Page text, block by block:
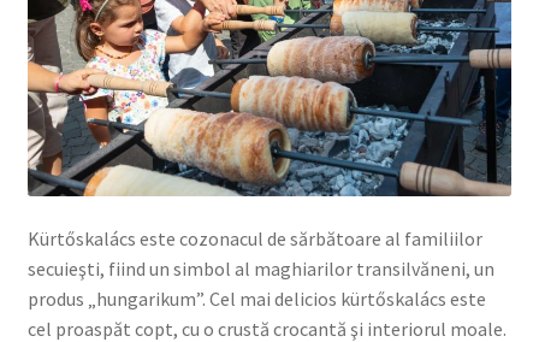
Kürtőskalács este cozonacul de sărbătoare al familiilor
secuieşti, fiind un simbol al maghiarilor transilvăneni, un
produs „hungarikum”. Cel mai delicios kürtőskalács este
cel proaspăt copt, cu o crustă crocantă şi interiorul moale.